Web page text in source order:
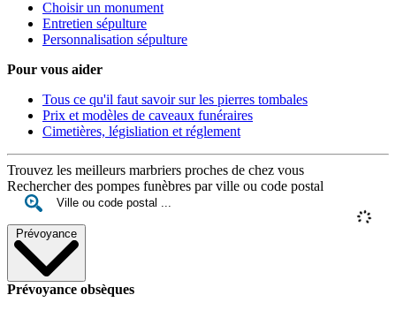
Choisir un monument
Entretien sépulture
Personnalisation sépulture
Pour vous aider
Tous ce qu'il faut savoir sur les pierres tombales
Prix et modèles de caveaux funéraires
Cimetières, législiation et réglement
Trouvez les meilleurs marbriers proches de chez vous
Rechercher des pompes funèbres par ville ou code postal
Prévoyance
Prévoyance obsèques